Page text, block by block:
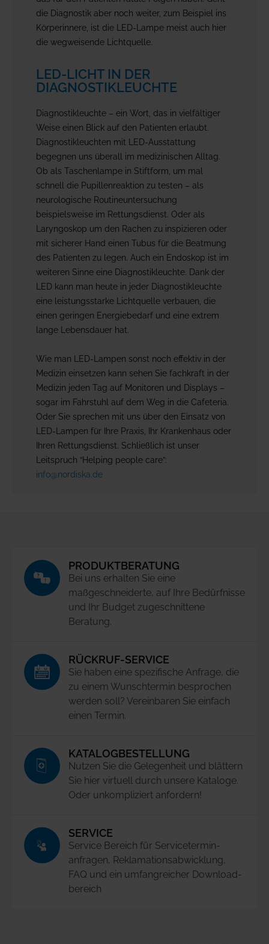
die Diagnostik aber noch weiter, zum Beispiel ins
Körperinnere, ist die LED-Lampe meist auch hier
die wegweisende Lichtquelle.
LED-LICHT IN DER
DIAGNOSTIKLEUCHTE
Diagnostikleuchte – ein Wort, das in vielfältiger
Weise einen Blick auf den Patienten erlaubt.
Diagnostikleuchten mit LED-Ausstattung
begegnen uns überall im medizinischen Alltag.
Ob als Taschenlampe in Stiftform, um mal
schnell die Pupillenreaktion zu testen – als
neurologische Routineuntersuchung
beispielsweise im Rettungsdienst. Oder als
Laryngoskop um den Rachen zu inspizieren oder
mit sicherer Hand einen Tubus für die Beatmung
des Patienten zu legen. Auch ein Endoskop ist im
weiteren Sinne eine Diagnostikleuchte. Dank der
LED kann man heute in jeder Diagnostikleuchte
eine leistungsstarke Lichtquelle verbauen, die
einen geringen Energiebedarf und eine extrem
lange Lebensdauer hat.
Wie man LED-Lampen sonst noch effektiv in der
Medizin einsetzen kann sehen Sie fachkraft in der
Medizin jeden Tag auf Monitoren und Displays –
sogar im Fahrstuhl auf dem Weg in die Cafeteria.
Oder Sie sprechen mit uns über den Einsatz von
LED-Lampen für Ihre Praxis, Ihr Krankenhaus oder
Ihren Rettungsdienst. Schließlich ist unser
Leitspruch “Helping people care”:
info@nordiska.de
PRODUKTBERATUNG
Bei uns erhalten Sie eine
maßgeschneiderte, auf Ihre Bedürfnisse
und Ihr Budget zugeschnittene
Beratung.
RÜCKRUF-SERVICE
Sie haben eine spezifische Anfrage, die
zu einem Wunschtermin besprochen
werden soll? Vereinbaren Sie einfach
einen Termin.
KATALOGBESTELLUNG
Nutzen Sie die Gelegenheit und blättern
Sie hier virtuell durch unsere Kataloge.
Oder unkompliziert anfordern!
SERVICE
Service Bereich für Service­termin­
anfragen, Reklamations­abwicklung,
FAQ und ein umfangreicher Download­
bereich